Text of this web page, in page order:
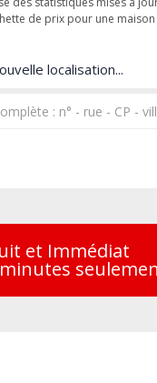
de prix pour une
localisation...
et Immédiat